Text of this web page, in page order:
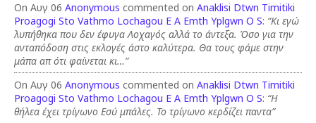
On Αυγ 06 Anonymous commented on Anaklisi Dtwn Timitiki
Proagogi Sto Vathmo Lochagou E A Emth Yplgwn O S: “Κι εγώ
λυπήθηκα που δεν έφυγα Λοχαγός αλλά το άντεξα. Όσο για την
ανταπόδοση στις εκλογές άστο καλύτερα. Θα τους φάμε στην
μάπα απ ότι φαίνεται κι…”
On Αυγ 06 Anonymous commented on Anaklisi Dtwn Timitiki
Proagogi Sto Vathmo Lochagou E A Emth Yplgwn O S: “Η
θήλεα έχει τρίγωνο Εσύ μπάλες. Το τρίγωνο κερδίζει παντα”